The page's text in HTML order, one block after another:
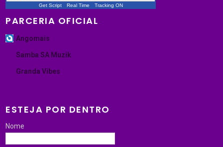
Get Script Real Time Tracking ON
PARCERIA OFICIAL
Angomais
Samba SA Muzik
Granda Vibes
ESTEJA POR DENTRO
Nome